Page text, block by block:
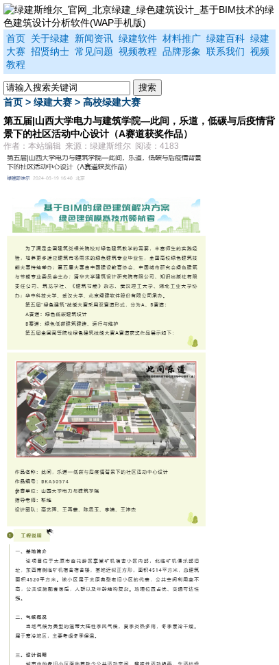
首页 关于绿建 新闻资讯 绿建软件 材料推广 绿建百科 绿建
大赛 招贤纳士 常见问题 视频教程 品牌形象 联系我们 视频
教程
首页 > 绿建大赛 > 高校绿建大赛
第五届|山西大学电力与建筑学院—此间，乐道，低碳与后疫情背
景下的社区活动中心设计（A赛道获奖作品）
作者：本站编辑 来源：绿建斯维尔 阅读：4183